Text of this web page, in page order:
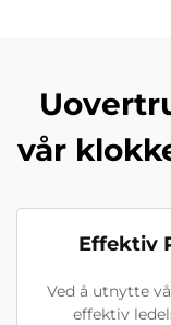
vår
Effektiv
Ved å utnytte
effektiv